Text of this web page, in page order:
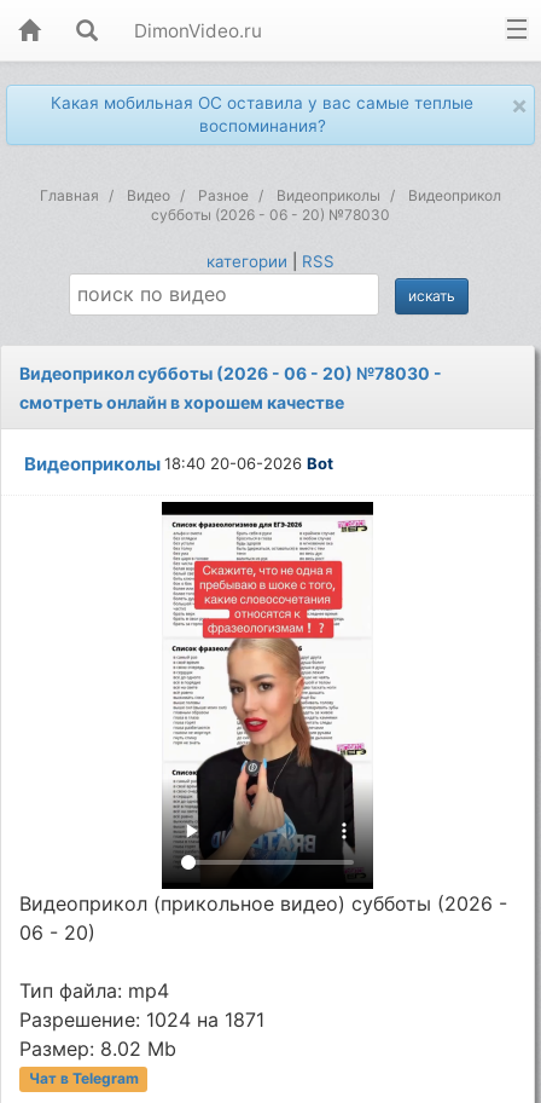
DimonVideo.ru
×
Какая мобильная ОС оставила у вас самые теплые
воспоминания?
Главная Видео Разное Видеоприколы
Видеоприкол
субботы (2026 - 06 - 20) №78030
категории RSS
Видеоприкол субботы (2026 - 06 - 20) №78030 -
смотреть онлайн в хорошем качестве
Видеоприколы18:40 20-06-2026Bot
Видеоприкол (прикольное видео) субботы (2026 -
06 - 20)
Тип файла: mp4
Разрешение: 1024 на 1871
Размер: 8.02 Mb
Чат в Telegram